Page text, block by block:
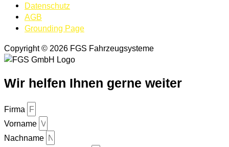
Datenschutz
AGB
Grounding Page
Copyright © 2026 FGS Fahrzeugsysteme
Wir helfen Ihnen gerne weiter
Firma
Vorname
Nachname